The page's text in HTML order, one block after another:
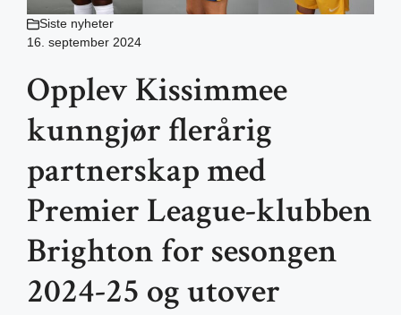
Siste nyheter
16. september 2024
Opplev Kissimmee
kunngjør flerårig
partnerskap med
Premier League-klubben
Brighton for sesongen
2024-25 og utover